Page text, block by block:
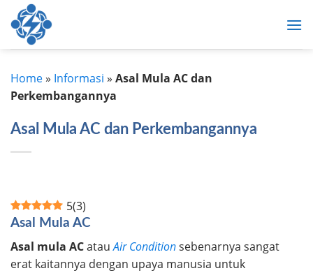
Skip
to
content
Home» Informasi » Asal Mula AC dan
Perkembangannya
Asal Mula AC dan Perkembangannya
5(3)
Asal Mula AC
Asal mula ACatauAir Conditionsebenarnya sangat
erat kaitannya dengan upaya manusia untuk